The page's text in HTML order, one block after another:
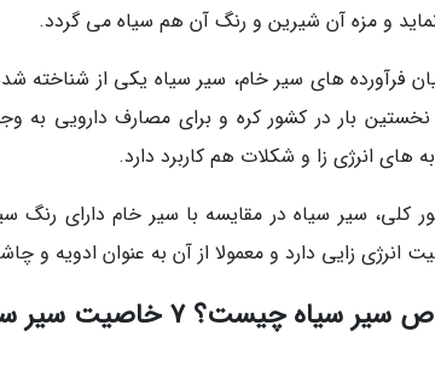
و مزه آن شیرین و رنگ آن هم سیاه می گردد.
فرآورده های سیر خام، سیر سیاه یکی از شناخته
نخستین بار در کشور کره و برای مصارف دارویی به
های انرژی زا و شکلات هم کاربرد دارد.
کلی، سیر سیاه در مقایسه با سیر خام دارای
انرژی زایی دارد و معمولا از آن به عنوان ادویه و
سیاه چیست؟ 7 خاصیت سیر سیاه برای سلامتی